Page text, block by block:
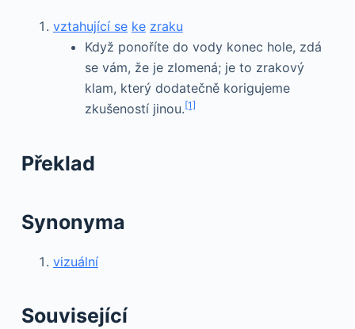
vztahující se ke zraku
Když ponoříte do vody konec hole, zdá
se vám, že je zlomená; je to zrakový
klam, který dodatečně korigujeme
zkušeností jinou.[1]
Překlad
Synonyma
vizuální
Související